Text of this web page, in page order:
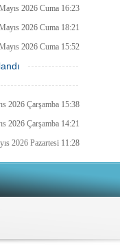
2026 Cuma 16:23
2026 Cuma 18:21
2026 Cuma 15:52
2026 Çarşamba 10:57
2026 Perşembe 11:18
2026 Çarşamba 15:38
2026 Çarşamba 14:21
2026 Pazartesi 11:28